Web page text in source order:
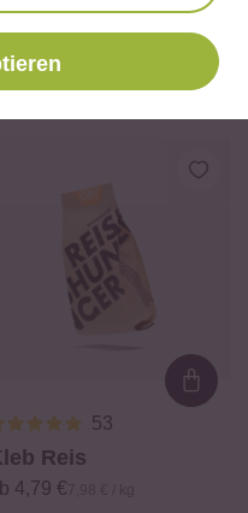
gekauft
53
Reis
4,79 €